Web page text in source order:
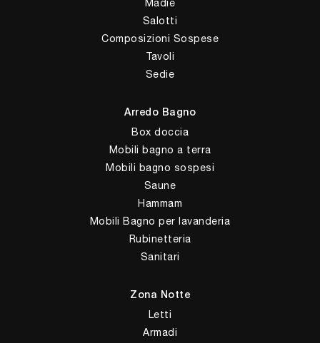
Madie
Salotti
Composizioni Sospese
Tavoli
Sedie
Arredo Bagno
Box doccia
Mobili bagno a terra
Mobili bagno sospesi
Saune
Hammam
Mobili Bagno per lavanderia
Rubinetteria
Sanitari
Zona Notte
Letti
Armadi